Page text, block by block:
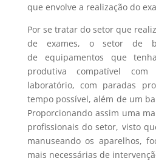
que envolve a realização do
Por se tratar do setor que
de exames, o setor de
de equipamentos que
produtiva compatível
laboratório, com paradas
tempo possível, além de um
Proporcionando assim uma
profissionais do setor, visto
manuseando os aparelhos,
mais necessárias de